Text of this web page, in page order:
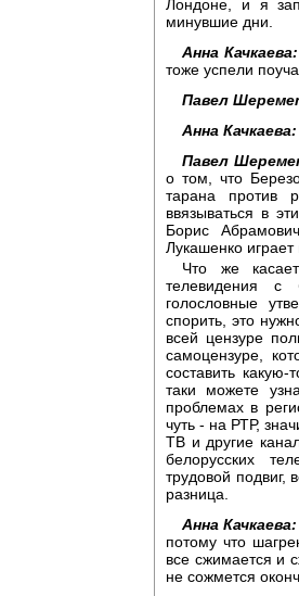
Лондоне, и я
минувшие дни.
Анна Качкаева:
тоже успели
Павел
Анна Качкаева:
Павел
о том, что
тарана против
ввязываться в
Борис
Лукашенко играет
Что же
телевидения с
голословные
спорить, это
всей цензуре
самоцензуре,
составить
таки можете
проблемах в
чуть - на РТР,
ТВ и другие
белорусских
трудовой подвиг,
разница.
Анна Качкаева:
потому что
все сжимается и
не сожмется